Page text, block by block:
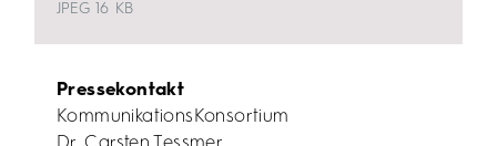
JPEG 16 KB
Pressekontakt
KommunikationsKonsortium